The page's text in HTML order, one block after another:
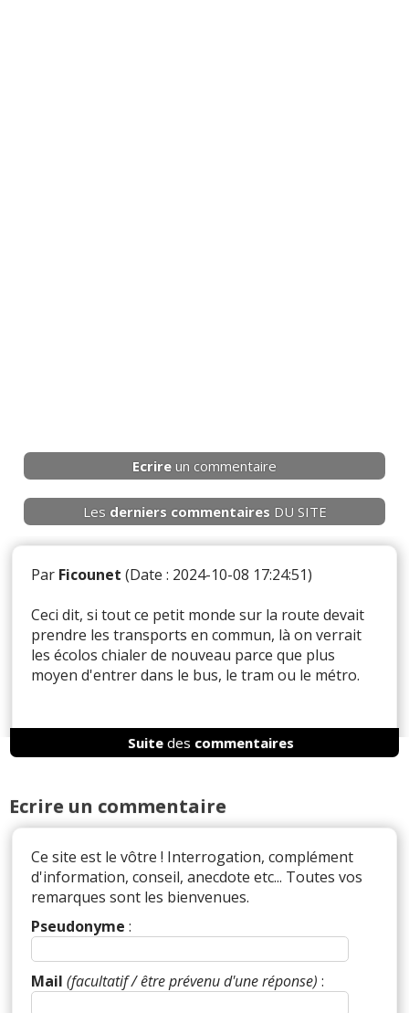
Ecrire un commentaire
Les derniers commentaires DU SITE
Par Ficounet (Date : 2024-10-08 17:24:51)
Ceci dit, si tout ce petit monde sur la route devait
prendre les transports en commun, là on verrait
les écolos chialer de nouveau parce que plus
moyen d'entrer dans le bus, le tram ou le métro.
Il y a1réaction(s) sur ce commentaire :
ParAdmin
ADMINISTRATEUR DU SITE
seraient contrariés qu'il n'y a plus de place dans
les transports en commun ? Leur combat semble
plus environnemental qu'humain ;-) Même au
contraire, il semblerait que certains écolos
verraient d'un bon oeil que certains humains
disparaissent.
Réagir à ce commentaire
Suitedes commentaires
Ecrire un commentaire
Ce site est le vôtre ! Interrogation, complément
d'information, conseil, anecdote etc... Toutes vos
remarques sont les bienvenues.
Pseudonyme :
Mail (facultatif / être prévenu d'une réponse) :